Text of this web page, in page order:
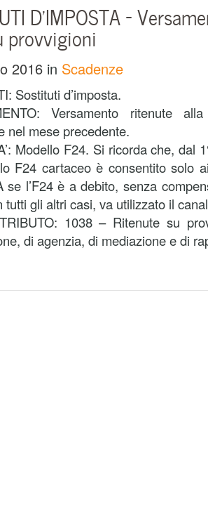
D’IMPOSTA –
provvigioni
2016 in Scadenze
Sostituti d’imposta.
Versamento ritenute
nel mese precedente.
Modello F24. Si ricorda che, dal
F24 cartaceo è consentito solo
se l’F24 è a debito, senza
tutti gli altri casi, va utilizzato il
1038 – Ritenute su
di agenzia, di mediazione e di